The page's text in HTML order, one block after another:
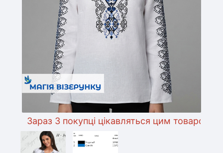
Зараз 3 покупці цікавляться цим товаром